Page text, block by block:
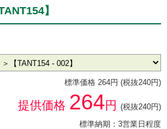
】
標準価格 264円 (税抜240円)
提供価格 264円 (税抜240円)
標準納期：3営業日程度